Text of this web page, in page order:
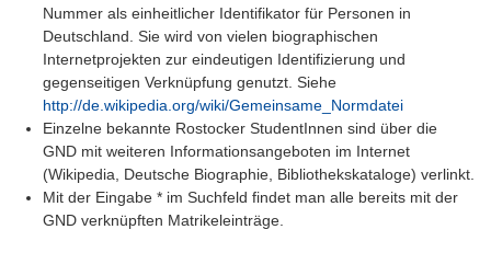
Nummer als einheitlicher Identifikator für Personen in
Deutschland. Sie wird von vielen biographischen
Internetprojekten zur eindeutigen Identifizierung und
gegenseitigen Verknüpfung genutzt. Siehe
http://de.wikipedia.org/wiki/Gemeinsame_Normdatei
Einzelne bekannte Rostocker StudentInnen sind über die
GND mit weiteren Informationsangeboten im Internet
(Wikipedia, Deutsche Biographie, Bibliothekskataloge) verlinkt.
Mit der Eingabe * im Suchfeld findet man alle bereits mit der
GND verknüpften Matrikeleinträge.